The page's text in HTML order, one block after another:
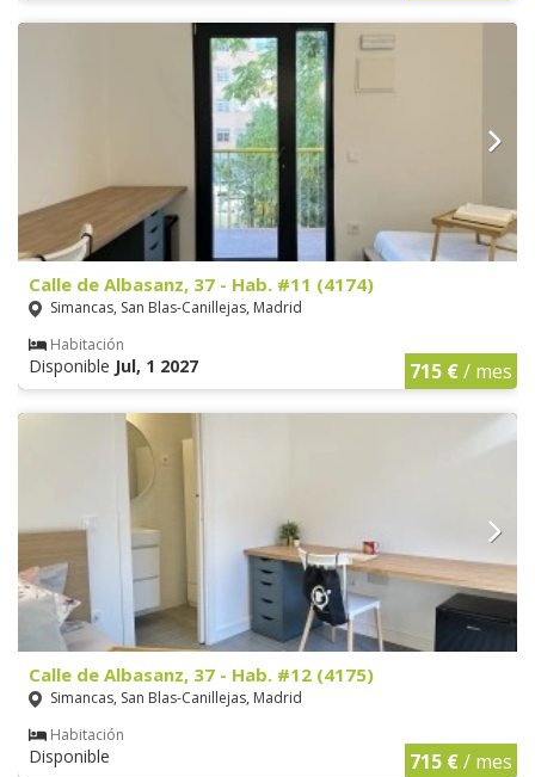
Calle de Albasanz, 37 - Hab. #11 (4174)
Simancas, San Blas-Canillejas, Madrid
Habitación
Disponible Jul, 1 2027 715 €/ mes
Calle de Albasanz, 37 - Hab. #12 (4175)
Simancas, San Blas-Canillejas, Madrid
Habitación
Disponible 715 €/ mes